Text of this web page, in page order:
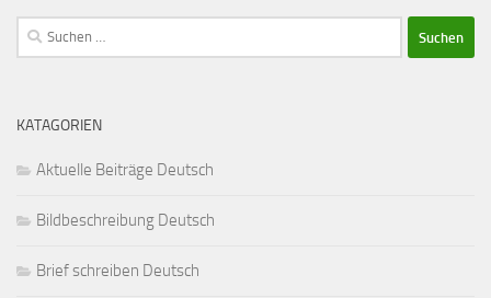
Suchen
nach:
KATAGORIEN
Aktuelle Beiträge Deutsch
Bildbeschreibung Deutsch
Brief schreiben Deutsch